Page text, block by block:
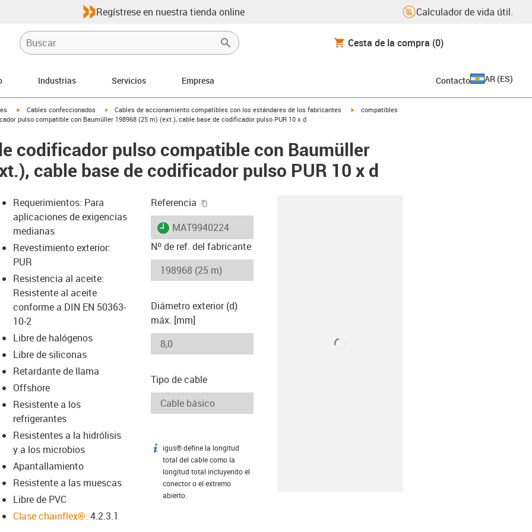
Regístrese en nuestra tienda online Calculador de vida útil.
Cesta de la compra (0)
Industrias Servicios Empresa Contacto AR (ES)
igus-icon-arrow-right
Cables confeccionados igus-icon-arrow-right
Cables de accionamiento compatibles con los estándares de los fabricantes igus-icon-arrow-right
compatibles
pulso compatible con Baumüller 198968 (25 m) (ext.), cable base de codificador pulso PUR 10 x d
codificador pulso compatible con Baumüller
cable base de codificador pulso PUR 10 x d
icon-lupe
icon-lupe
Requerimientos: Para
aplicaciones de exigencias
medianas
Revestimiento exterior:
PUR
Resistencia al aceite:
Resistente al aceite
conforme a DIN EN 50363-
10-2
Libre de halógenos
Libre de siliconas
Retardante de llama
Offshore
Resistente a los
refrigerantes
Resistentes a la hidrólisis
y a los microbios
Apantallamiento
Resistente a las muescas
Libre de PVC
Clase chainflex®: 4.2.3.1
Referencia
igus-icon-lieferzeit
MAT9940224
Nº de ref. del fabricante
Diámetro exterior (d)
máx. [mm]
Tipo de cable
igus-icon-info
igus® define la longitud
total del cable como la
longitud total incluyendo el
conector o el extremo
abierto.